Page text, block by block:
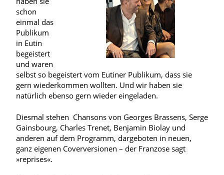
schon
einmal das
Publikum
in Eutin
begeistert
und waren
selbst so begeistert vom Eutiner Publikum, dass sie
gern wiederkommen wollten. Und wir haben sie
natürlich ebenso gern wieder eingeladen.
Diesmal stehen Chansons von Georges Brassens, Serge
Gainsbourg, Charles Trenet, Benjamin Biolay und
anderen auf dem Programm, dargeboten in neuen,
ganz eigenen Coverversionen – der Franzose sagt
»reprises«.